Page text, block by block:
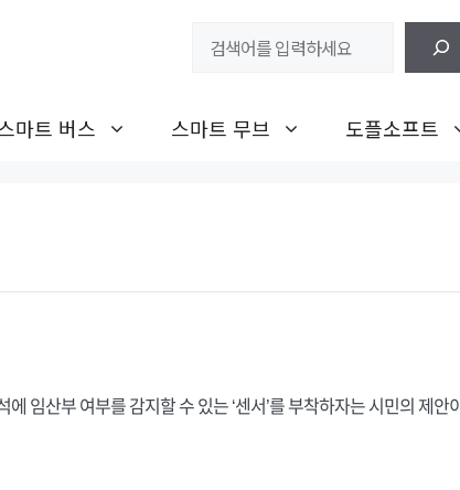
마트 버스 스마트 무브 도플소프트
임산부 여부를 감지할 수 있는 ‘센서’를 부착하자는 시민의 제안이